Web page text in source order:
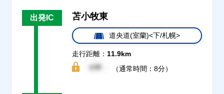
出発IC 苫小牧東
道央道(室蘭)<下/札幌>
走行距離： 11.9km
（通常時間：8分）